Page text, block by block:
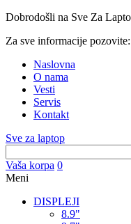
Dobrodošli na Sve Za
Za sve informacije pozovite:
Naslovna
O nama
Vesti
Servis
Kontakt
Sve za laptop
Vaša korpa 0
Meni
DISPLEJI
8.9"